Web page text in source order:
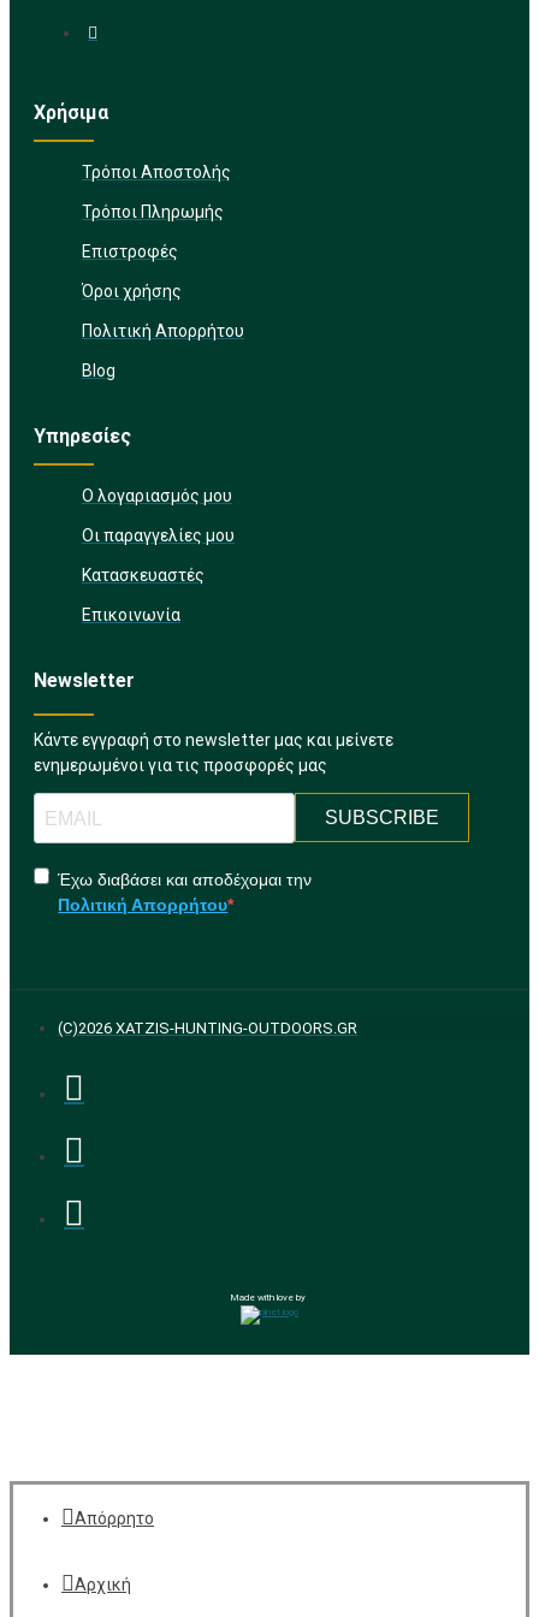
Χρήσιμα
Τρόποι Αποστολής
Τρόποι Πληρωμής
Επιστροφές
Όροι χρήσης
Πολιτική Απορρήτου
Blog
Υπηρεσίες
Ο λογαριασμός μου
Οι παραγγελίες μου
Κατασκευαστές
Επικοινωνία
Newsletter
Κάντε εγγραφή στο newsletter μας και μείνετε
ενημερωμένοι για τις προσφορές μας
SUBSCRIBE
Έχω διαβάσει και αποδέχομαι την
Πολιτική Απορρήτου
(C)2026 XATZIS-HUNTING-OUTDOORS.GR
Made with love by
Απόρρητο
Αρχική